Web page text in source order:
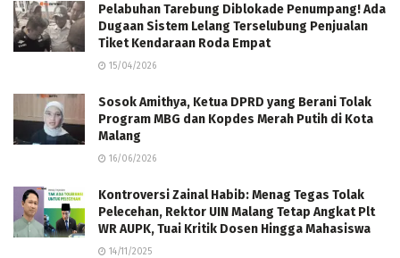
Pelabuhan Tarebung Diblokade Penumpang! Ada
Dugaan Sistem Lelang Terselubung Penjualan
Tiket Kendaraan Roda Empat
15/04/2026
Sosok Amithya, Ketua DPRD yang Berani Tolak
Program MBG dan Kopdes Merah Putih di Kota
Malang
16/06/2026
Kontroversi Zainal Habib: Menag Tegas Tolak
Pelecehan, Rektor UIN Malang Tetap Angkat Plt
WR AUPK, Tuai Kritik Dosen Hingga Mahasiswa
14/11/2025